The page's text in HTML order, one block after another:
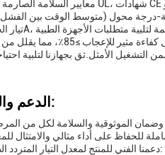
الكفاءة هي الأهمية القصوى في الأوضاع الطبية، ويحظى محول التيار الكهربائي
الدعم والخدمات:
وضمان الموثوقية والسلامة لكل من
دعمنا الفني للمنتج لمعدل التيار المتردد الطبي يشمل: